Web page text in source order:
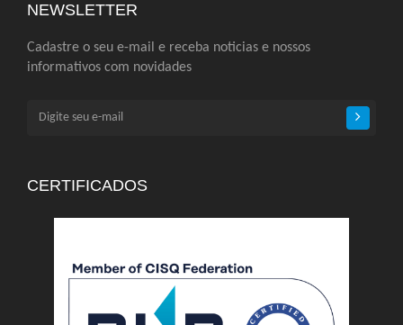
NEWSLETTER
Cadastre o seu e-mail e receba noticias e nossos
informativos com novidades
CERTIFICADOS